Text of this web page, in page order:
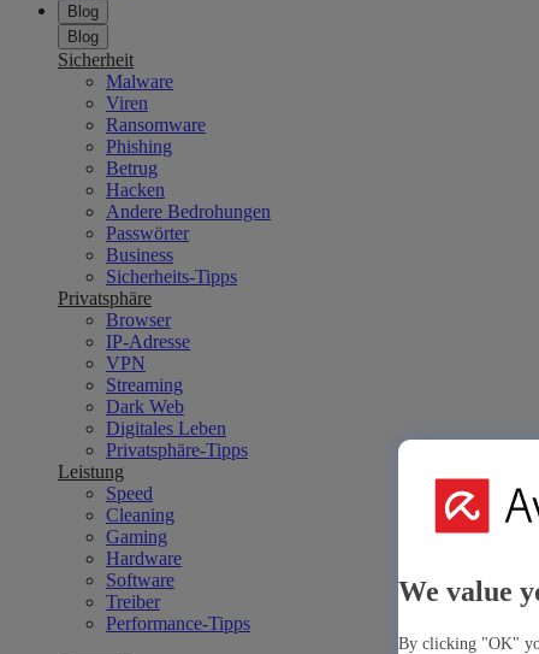
Blog
Blog
Sicherheit
Malware
Viren
Ransomware
Phishing
Betrug
Hacken
Andere Bedrohungen
Passwörter
Business
Sicherheits-Tipps
Privatsphäre
Browser
IP-Adresse
VPN
Streaming
Dark Web
Digitales Leben
Privatsphäre-Tipps
Leistung
Speed
Cleaning
Gaming
Hardware
Software
Treiber
Performance-Tipps
We value
By clicking "OK"